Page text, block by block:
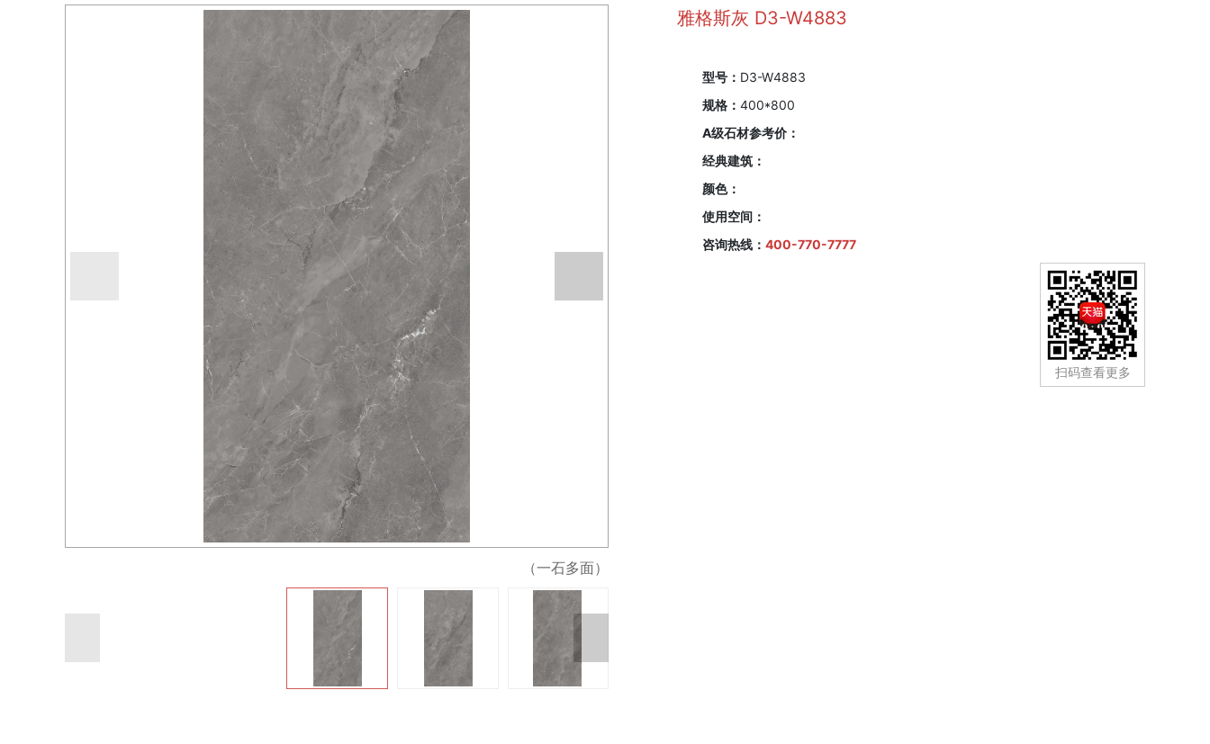
（一石多面）
雅格斯灰 D3-W4883
型号： D3-W4883
规格： 400*800
A级石材参考价：
经典建筑：
颜色：
使用空间：
咨询热线： 400-770-7777
扫码查看更多